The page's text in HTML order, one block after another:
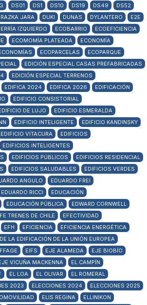
DS01 DS1 DS10 DS19 DS49
DS52
JARA DUKI DUNAS DYLANTERO
E2E
IZQUIERDO ECOBARRIO
ECOEFICIENCIA
ECOMOMÍA PLATEADA
ECONOMÍA
ECOPARCELAS
ECOPARQUE
EDICIÓN ESPECIAL CASAS PREFABRICADAS
EDICIÓN ESPECIAL TERRENOS
EDIFICA 2024 EDIFICA 2026
EDIFICACIÓN
EDIFICIO CONSISTORIAL
DE LUJO
EDIFICIO ESMERALDA
EDIFICIO INTELIGENTE
EDIFICIO KANDINSKY
EDIFICIO VITACURA
EDIFICIOS
EDIFICIOS INTELIGENTES
EDIFICIOS PÚBLICOS
EDIFICIOS RESIDENCIAL
EDIFICIOS SALUDABLES
EDIFICIOS VERDES
ANGULO
EDUARDO FREI
EDUARDO RICCI
EDUCACIÓN
EDUCACIÓN PÚBLICA
EDWARD CORNWELL
TRENES DE CHILE
EFECTIVIDAD
EFH EFICIENCIA
EFICIENCIA ENERGÉTICA
LA EDIFICACIÓN DE LA UNIÓN EUROPEA
EIFS EJE ALAMEDA
EJE BIOBÍO
VICUÑA MACKENNA
EL CAMPÍN
EL LOA EL OLIVAR
EL ROMERAL
2023 ELECCIONES 2024
ELECCIONES 2025
ELIS REGINA
ELLINIKON